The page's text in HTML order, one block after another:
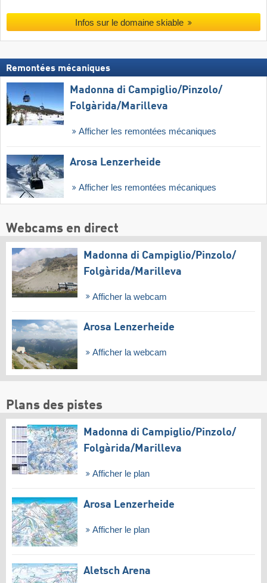
Infos sur le domaine skiable
Remontées mécaniques
Madonna di Campiglio/​Pinzolo/​
Folgàrida/​Marilleva
Afficher les remontées mécaniques
Arosa Lenzerheide
Afficher les remontées mécaniques
Webcams en direct
Madonna di Campiglio/​Pinzolo/​
Folgàrida/​Marilleva
Afficher la webcam
Arosa Lenzerheide
Afficher la webcam
Plans des pistes
Madonna di Campiglio/​Pinzolo/​
Folgàrida/​Marilleva
Afficher le plan
Arosa Lenzerheide
Afficher le plan
Aletsch Arena